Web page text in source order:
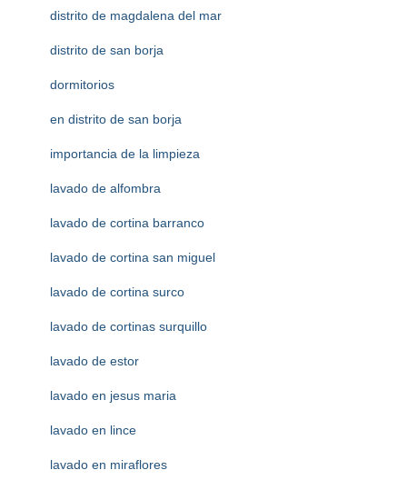
distrito de magdalena del mar
distrito de san borja
dormitorios
en distrito de san borja
importancia de la limpieza
lavado de alfombra
lavado de cortina barranco
lavado de cortina san miguel
lavado de cortina surco
lavado de cortinas surquillo
lavado de estor
lavado en jesus maria
lavado en lince
lavado en miraflores